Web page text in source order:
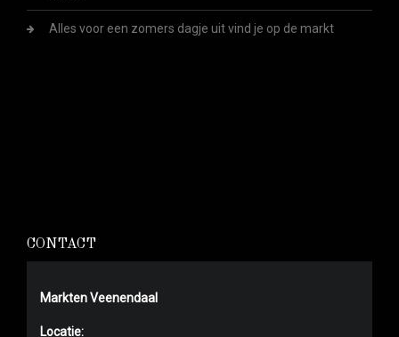
Alles voor een zomers dagje uit vind je op de markt
CONTACT
Markten Veenendaal
Locatie: